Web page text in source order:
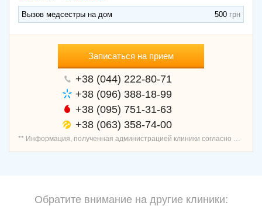
Вызов медсестры на дом 500
Записаться на прием
+38 (044) 222-80-71
+38 (096) 388-18-99
+38 (095) 751-31-63
+38 (063) 358-74-00
Обратите внимание на другие клиники: